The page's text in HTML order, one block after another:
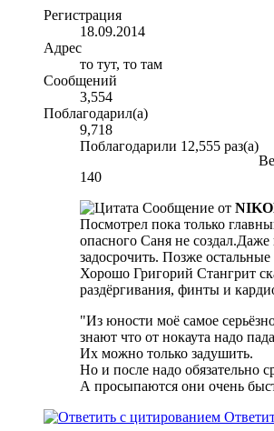
Регистрация
18.09.2014
Адрес
то тут, то там
Сообщений
3,554
Поблагодарил(а)
9,718
Поблагодарили 12,555 раз(а)
140
Сообщение от
Посмотрел пока только
опасного Саня не
задосрочить. Позже
Хорошо Григорий Стангрит
раздёргивания, финты и
"Из юности моё самое
знают что от нокаута надо
Их можно только задушить.
Но и после надо обязательно
А просыпаются они очень